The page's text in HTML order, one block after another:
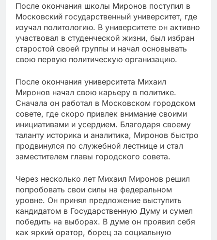
После окончания школы Миронов поступил в
Московский государственный университет, где
изучал политологию. В университете он активно
участвовал в студенческой жизни, был избран
старостой своей группы и начал основывать
свою первую политическую организацию.
После окончания университета Михаил
Миронов начал свою карьеру в политике.
Сначала он работал в Московском городском
совете, где скоро привлек внимание своими
инициативами и усердием. Благодаря своему
таланту историка и аналитика, Миронов быстро
продвинулся по служебной лестнице и стал
заместителем главы городского совета.
Через несколько лет Михаил Миронов решил
попробовать свои силы на федеральном
уровне. Он принял предложение выступить
кандидатом в Государственную Думу и сумел
победить на выборах. В думе он проявил себя
как яркий оратор, борец за социальную